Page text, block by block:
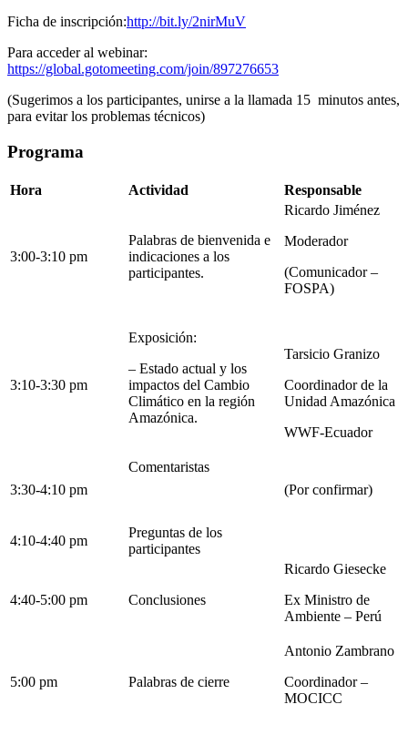
Ficha de inscripción:http://bit.ly/2nirMuV
Para acceder al webinar:
https://global.gotomeeting.com/join/897276653
(Sugerimos a los participantes, unirse a la llamada 15 minutos antes,
para evitar los problemas técnicos)
Programa
Hora Actividad Responsable
3:00-3:10 pm
Palabras de bienvenida e
indicaciones a los
participantes.
Ricardo Jiménez
Moderador
(Comunicador –
FOSPA)
3:10-3:30 pm
Exposición:
– Estado actual y los
impactos del Cambio
Climático en la región
Amazónica.
Tarsicio Granizo
Coordinador de la
Unidad Amazónica
WWF-Ecuador
3:30-4:10 pm
Comentaristas
(Por confirmar)
4:10-4:40 pm
Preguntas de los
participantes
4:40-5:00 pm Conclusiones
Ricardo Giesecke
Ex Ministro de
Ambiente – Perú
5:00 pm Palabras de cierre
Antonio Zambrano
Coordinador –
MOCICC